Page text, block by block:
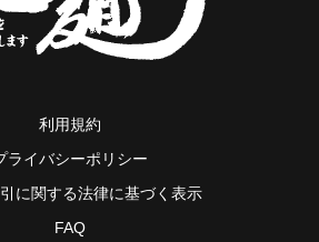
利用規約
ライバシーポリシー
に関する法律に基づく表示
FAQ